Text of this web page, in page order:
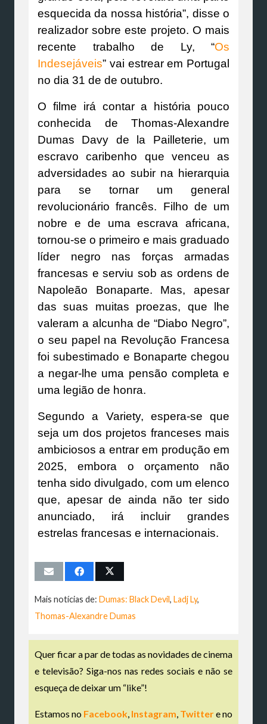
esquecida da nossa história”, disse o
realizador sobre este projeto. O mais
recente trabalho de Ly, “Os
Indesejáveis” vai estrear em Portugal
no dia 31 de de outubro.
O filme irá contar a história pouco
conhecida de Thomas-Alexandre
Dumas Davy de la Pailleterie, um
escravo caribenho que venceu as
adversidades ao subir na hierarquia
para se tornar um general
revolucionário francês. Filho de um
nobre e de uma escrava africana,
tornou-se o primeiro e mais graduado
líder negro nas forças armadas
francesas e serviu sob as ordens de
Napoleão Bonaparte. Mas, apesar
das suas muitas proezas, que lhe
valeram a alcunha de “Diabo Negro”,
o seu papel na Revolução Francesa
foi subestimado e Bonaparte chegou
a negar-lhe uma pensão completa e
uma legião de honra.
Segundo a Variety, espera-se que
seja um dos projetos franceses mais
ambiciosos a entrar em produção em
2025, embora o orçamento não
tenha sido divulgado, com um elenco
que, apesar de ainda não ter sido
anunciado, irá incluir grandes
estrelas francesas e internacionais.
Mais notícias de: Dumas: Black Devil, Ladj Ly,
Thomas-Alexandre Dumas
Quer ficar a par de todas as novidades de cinema
e televisão? Siga-nos nas redes sociais e não se
esqueça de deixar um “like”!
Estamos no Facebook, Instagram, Twittere no